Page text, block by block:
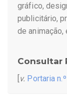
gráfico,
publicitário,
de animação,
Consultar
v. Portaria